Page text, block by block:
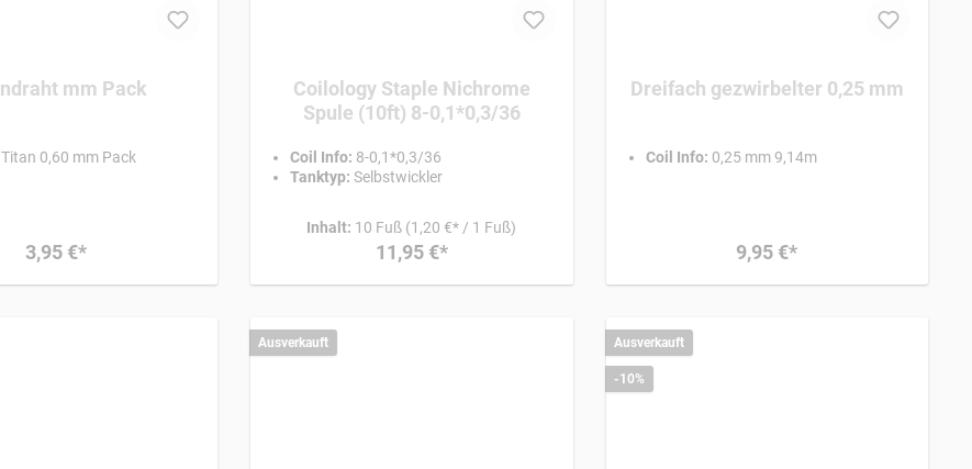
Titandraht mm Pack
Titan 0,60 mm Pack
3,95 €*
Coilology Staple Nichrome
Spule (10ft) 8-0,1*0,3/36
Coil Info: 8-0,1*0,3/36
Tanktyp: Selbstwickler
Inhalt: 10 Fuß (1,20 €* / 1 Fuß)
11,95 €*
Dreifach gezwirbelter 0,25 mm
Coil Info: 0,25 mm 9,14m
9,95 €*
Ausverkauft Ausverkauft
-10%